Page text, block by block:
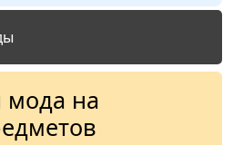
мода на